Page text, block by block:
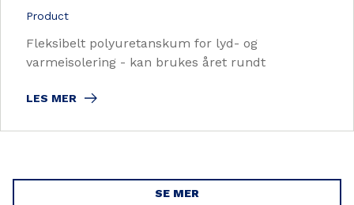
Product
Fleksibelt polyuretanskum for lyd- og
varmeisolering - kan brukes året rundt
LES MER
SE MER